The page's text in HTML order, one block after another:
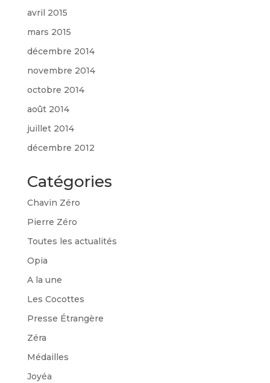
avril 2015
mars 2015
décembre 2014
novembre 2014
octobre 2014
août 2014
juillet 2014
décembre 2012
Catégories
Chavin Zéro
Pierre Zéro
Toutes les actualités
Opia
A la une
Les Cocottes
Presse Étrangère
Zéra
Médailles
Joyéa